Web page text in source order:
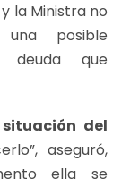
y la Ministra no
posible
que
del
aseguró,
ella se